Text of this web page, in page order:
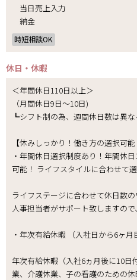
当日売上入力
納金
時短相談OK
休日・休暇
＜年間休日110日以上＞
（月間休日9日～10日)
┗シフト制の為、週間休日数は異な
【休みしっかり！働き方の選択可能
・年間休日選択制度あり！年間休
可能！ ライフスタイルに合わせて選
ライフステージに合わせて休日数の
人事担当者がサポート致しますの
・年次有給休暇 （入社日から6ヶ月
年次有給休暇（入社6ヵ月後に10日
業、介護休業、子の看護のための